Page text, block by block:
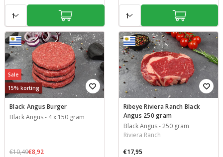
Sale
15% korting
Black Angus Burger
Black Angus- 4 x 150 gram
€10,49€8,92
Ribeye Riviera Ranch Black
Angus 250 gram
Black Angus -250 gram
Riviera Ranch
€17,95